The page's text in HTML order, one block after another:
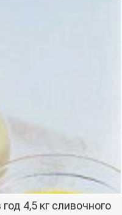
4,5 кг сливочного